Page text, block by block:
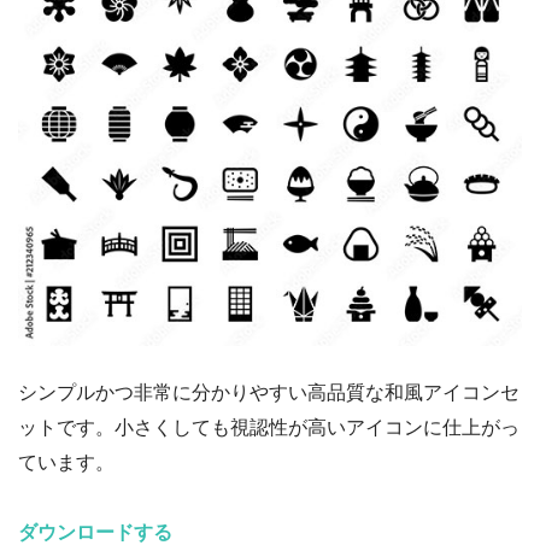
シンプルかつ非常に分かりやすい高品質な和風アイコンセ
ットです。小さくしても視認性が高いアイコンに仕上がっ
ています。
ダウンロードする